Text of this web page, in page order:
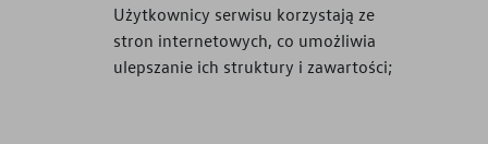
Użytkownicy serwisu korzystają ze
stron internetowych, co umożliwia
ulepszanie ich struktury i zawartości;